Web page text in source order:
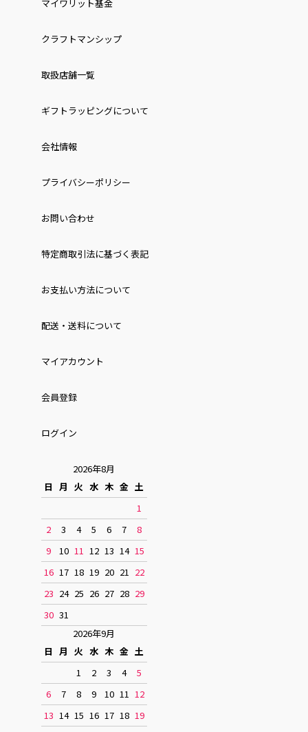
マイワリット基金
クラフトマンシップ
取扱店舗一覧
ギフトラッピングについて
会社情報
プライバシーポリシー
お問い合わせ
特定商取引法に基づく表記
お⽀払い⽅法について
配送・送料について
マイアカウント
会員登録
ログイン
2026年8月
日 月 火 水 木 金 土
1
2
3 4 5 6 7
8
9
10 11 12 13 14 15
16 17 18 19 20 21 22
23 24 25 26 27 28 29
30 31
2026年9月
日 月 火 水 木 金 土
1
2 3 4
5
6
7 8 9 10 11 12
13 14 15 16 17 18 19